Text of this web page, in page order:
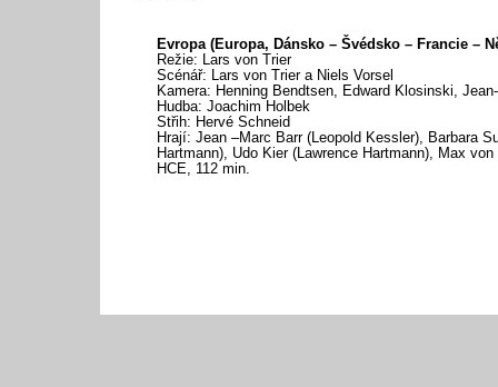
Evropa (Europa, Dánsko – Švédsko – Francie –
Režie: Lars von Trier
Scénář: Lars von Trier a Niels Vorsel
Kamera: Henning Bendtsen, Edward Klosinski,
Hudba: Joachim Holbek
Střih: Hervé Schneid
Hrají: Jean –Marc Barr (Leopold Kessler), Barbara
Hartmann), Udo Kier (Lawrence Hartmann), Max
HCE, 112 min.